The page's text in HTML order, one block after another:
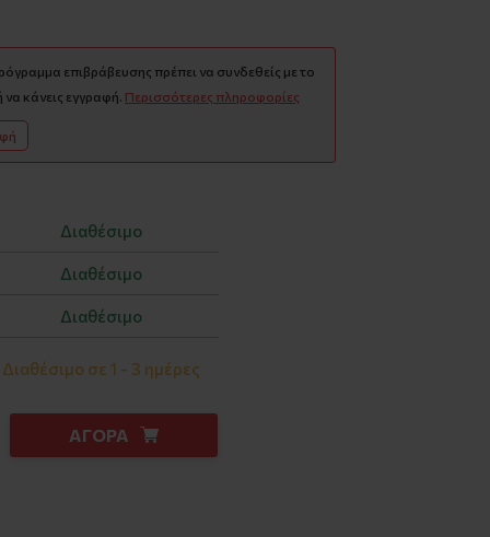
επιβράβευσης πρέπει να συνδεθείς με το
κάνεις εγγραφή. Περισσότερες πληροφορίες
Διαθέσιμο
Διαθέσιμο
Διαθέσιμο
Διαθέσιμο σε 1 - 3 ημέρες
ΑΓΟΡΑ